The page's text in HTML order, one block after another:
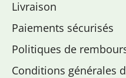
Livraison
Paiements sécurisés
Politiques de
Conditions générales